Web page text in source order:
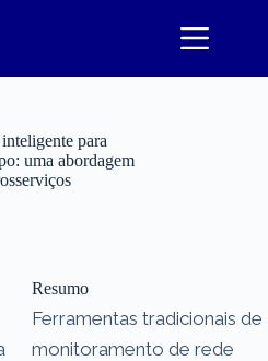
para
uma abordagem
Resumo
Ferramentas tradicionais de
monitoramento de rede